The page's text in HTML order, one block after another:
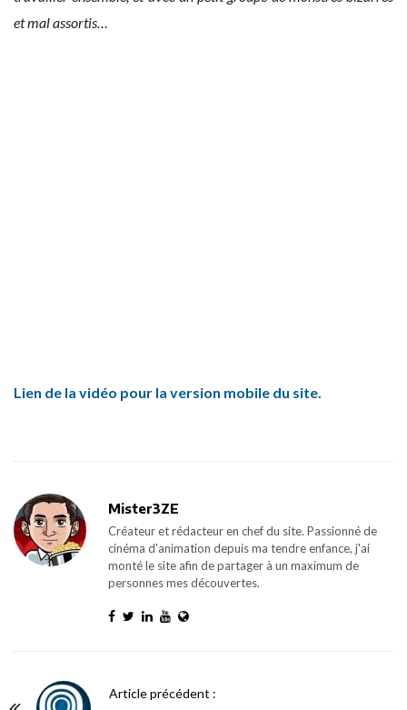
et mal assortis…
Lien de la vidéo pour la version mobile du site.
Mister3ZE
Créateur et rédacteur en chef du site. Passionné de
cinéma d'animation depuis ma tendre enfance, j'ai
monté le site afin de partager à un maximum de
personnes mes découvertes.
Article précédent :